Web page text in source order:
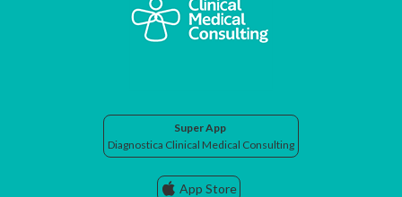
Super App
Diagnostica Clinical Medical Consulting
App Store